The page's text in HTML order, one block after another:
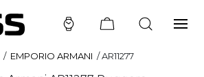
/ EMPORIO ARMANI /AR11277